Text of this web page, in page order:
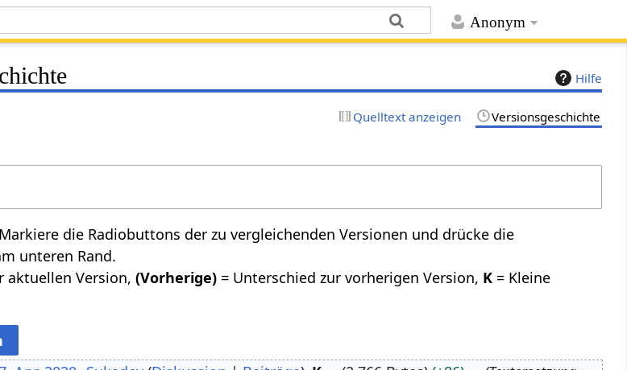
Anonym
Hilfe
Quelltext anzeigen Versionsgeschichte
die Radiobuttons der zu vergleichenden Versionen und drücke die
unteren Rand.
aktuellen Version,(Vorherige) = Unterschied zur vorherigen Version, K = Kleine